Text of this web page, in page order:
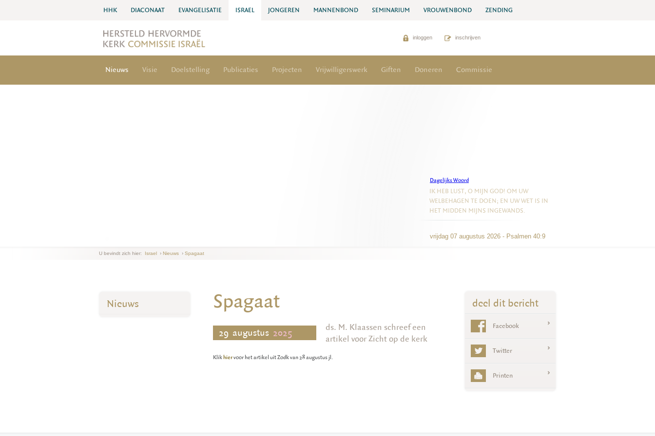
HHK DIACONAAT EVANGELISATIE ISRAEL JONGEREN MANNENBOND SEMINARIUM VROUWENBOND ZENDING
inloggen inschrijven
Nieuws Visie Doelstelling Publicaties Projecten Vrijwilligerswerk Giften Doneren Commissie
Dagelijks Woord
vrijdag 07 augustus 2026 - Psalmen 40:9
IK HEB LUST, O MIJN GOD! OM UW
WELBEHAGEN TE DOEN; EN UW WET IS IN
HET MIDDEN MIJNS INGEWANDS.
U bevindt zich hier: Israel › Nieuws › Spagaat
Spagaat
29 augustus 2025
ds. M. Klaassen schreef een
artikel voor Zicht op de kerk
Klik hiervoor het artikel uit Zodk van 28 augustus jl.
Nieuws deel dit bericht
Facebook
Twitter
Printen